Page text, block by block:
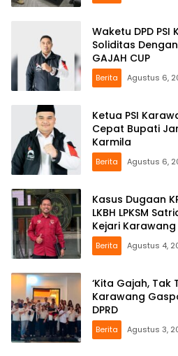
Waketu DPD
Soliditas
GAJAH CUP
Berita Agustus 6,
Ketua PSI
Cepat Bupati
Karmila
Berita Agustus 6,
Kasus Dugaan
LKBH LPKSM
Kejari Karawang
Berita Agustus 4,
‘Kita Gajah, Tak
Karawang
DPRD
Berita Agustus 3,